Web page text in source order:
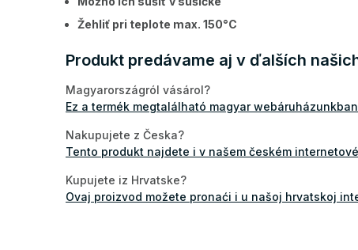
Žehliť pri teplote max. 150°C
Produkt predávame aj v ďalších
Magyarországról vásárol?
Ez a termék megtalálható magyar
Nakupujete z Česka?
Tento produkt najdete i v našem českém
Kupujete iz Hrvatske?
Ovaj proizvod možete pronaći i u našoj hrvatskoj